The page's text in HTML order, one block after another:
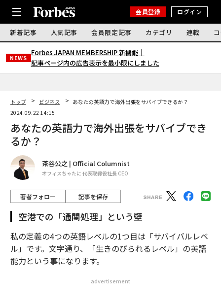
会員登録 ログイン
新着記事 人気記事 会員限定記事 カテゴリ 連載
NEWS
Forbes JAPAN MEMBERSHIP 新機能｜
記事ページ内の広告表示を最小限にしました
トップ ビジネス
あなたの英語力で海外出張をサバイブできるか？
2024.09.22 14:15
あなたの英語力で海外出張をサバイブでき
るか？
茶谷公之 | Official Columnist
オフィスちゃたに 代表取締役社長 CEO
著者フォロー 記事を保存
空港での「通関処理」という壁
私の定義の4つの英語レベルの1つ目は「サバイバルレベ
ル」です。文字通り、「生きのびられるレベル」の英語
能力という事になります。
advertisement